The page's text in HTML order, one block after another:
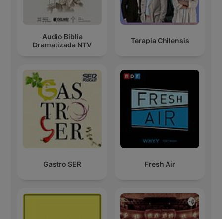
Audio Biblia
Dramatizada NTV
Terapia Chilensis
Gastro SER Fresh Air